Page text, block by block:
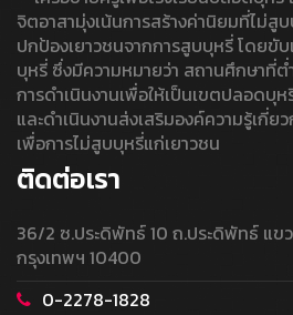
จิตอาสามุ่งเน้นการสร้างค่านิยมที่ไม่สู
ปกป้องเยาวชนจากการสูบบุหรี่ โดยขั
บุหรี่ ซึ่งมีความหมายว่า สถานศึกษาที่
การดำเนินงานเพื่อให้เป็นเขตปลอด
และดำเนินงานส่งเสริมองค์ความรู้เกี่
เพื่อการไม่สูบบุหรี่แก่เยาวชน
ติดต่อเรา
36/2 ซ.ประดิพัทธ์ 10 ถ.ประดิพัทธ์ แ
กรุงเทพฯ 10400
0-2278-1828